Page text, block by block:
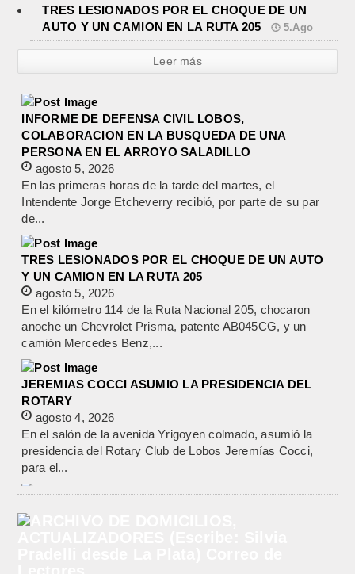
TRES LESIONADOS POR EL CHOQUE DE UN
AUTO Y UN CAMION EN LA RUTA 205
5.Ago
Leer más
INFORME DE DEFENSA CIVIL LOBOS,
COLABORACION EN LA BUSQUEDA DE UNA
PERSONA EN EL ARROYO SALADILLO
agosto 5, 2026
En las primeras horas de la tarde del martes, el
Intendente Jorge Etcheverry recibió, por parte de su par
de...
TRES LESIONADOS POR EL CHOQUE DE UN AUTO
Y UN CAMION EN LA RUTA 205
agosto 5, 2026
En el kilómetro 114 de la Ruta Nacional 205, chocaron
anoche un Chevrolet Prisma, patente AB045CG, y un
camión Mercedes Benz,...
JEREMIAS COCCI ASUMIO LA PRESIDENCIA DEL
ROTARY
agosto 4, 2026
En el salón de la avenida Yrigoyen colmado, asumió la
presidencia del Rotary Club de Lobos Jeremías Cocci,
para el...
LOBOS APROBADA POR EL TRIBUNAL DE